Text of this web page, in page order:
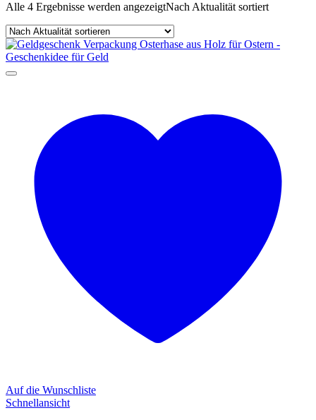
Alle 4 Ergebnisse werden angezeigtNach Aktualität sortiert
Auf die Wunschliste
Schnellansicht